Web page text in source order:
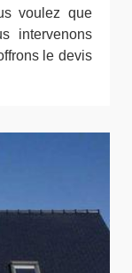
voulez que
intervenons
le devis